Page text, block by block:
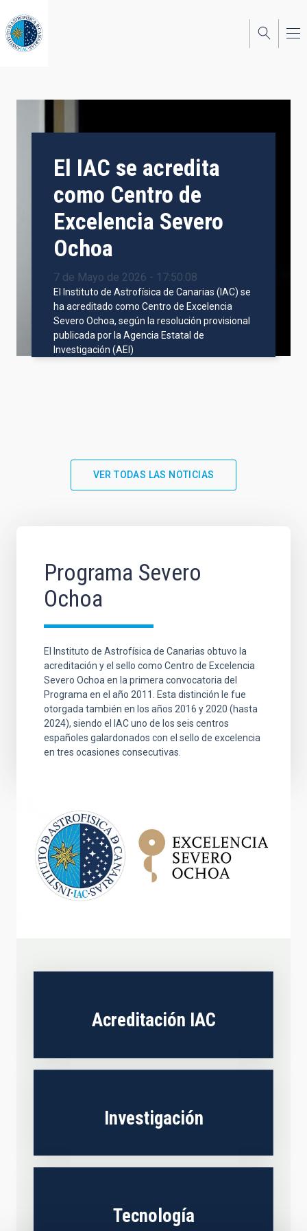
al
contenido
principal
El IAC se acredita
como Centro de
Excelencia Severo
Ochoa
7 de Mayo de 2026 - 17:50:08
El Instituto de Astrofísica de Canarias (IAC) se
ha acreditado como Centro de Excelencia
Severo Ochoa, según la resolución provisional
publicada por la Agencia Estatal de
Investigación (AEI)
VER TODAS LAS NOTICIAS
Programa Severo
Ochoa
El Instituto de Astrofísica de Canarias obtuvo la
acreditación y el sello como Centro de Excelencia
Severo Ochoa en la primera convocatoria del
Programa en el año 2011. Esta distinción le fue
otorgada también en los años 2016 y 2020 (hasta
2024), siendo el IAC uno de los seis centros
españoles galardonados con el sello de excelencia
en tres ocasiones consecutivas.
Acreditación IAC
Investigación
Tecnología